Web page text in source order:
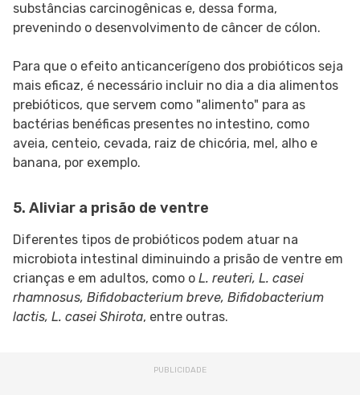
substâncias carcinogênicas e, dessa forma,
prevenindo o desenvolvimento de câncer de cólon.
Para que o efeito anticancerígeno dos probióticos seja
mais eficaz, é necessário incluir no dia a dia alimentos
prebióticos, que servem como "alimento" para as
bactérias benéficas presentes no intestino, como
aveia, centeio, cevada, raiz de chicória, mel, alho e
banana, por exemplo.
5. Aliviar a prisão de ventre
Diferentes tipos de probióticos podem atuar na
microbiota intestinal diminuindo a prisão de ventre em
crianças e em adultos, como o L. reuteri, L. casei
rhamnosus, Bifidobacterium breve, Bifidobacterium
lactis, L. casei Shirota, entre outras.